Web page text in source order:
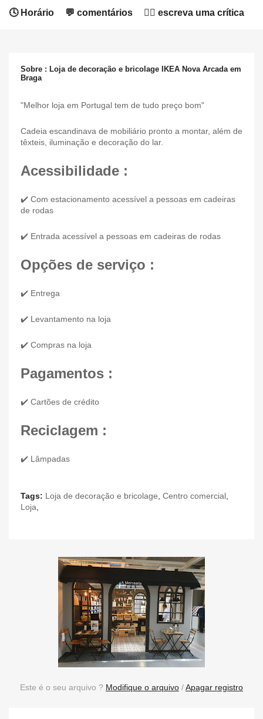
🕓 Horário 💬 comentários ✍🏻 escreva uma crítica
Sobre : Loja de decoração e bricolage IKEA Nova Arcada em
Braga
"Melhor loja em Portugal tem de tudo preço bom"
Cadeia escandinava de mobiliário pronto a montar, além de
têxteis, iluminação e decoração do lar.
Acessibilidade :
✔️ Com estacionamento acessível a pessoas em cadeiras
de rodas
✔️ Entrada acessível a pessoas em cadeiras de rodas
Opções de serviço :
✔️ Entrega
✔️ Levantamento na loja
✔️ Compras na loja
Pagamentos :
✔️ Cartões de crédito
Reciclagem :
✔️ Lâmpadas
Tags: Loja de decoração e bricolage Centro comercial
Loja
Este é o seu arquivo ? Modifique o arquivo /Apagar registro